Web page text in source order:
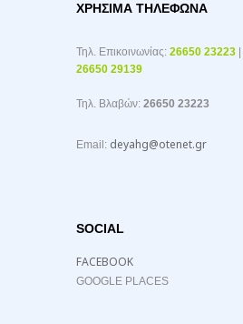
ΧΡΉΣΙΜΑ ΤΗΛΈΦΩΝΑ
Τηλ. Επικοινωνίας: 26650 23223
26650 29139
Τηλ. Βλαβών: 26650 23223
Email: deyahg@otenet.gr
SOCIAL
FACEBOOK
GOOGLE PLACES